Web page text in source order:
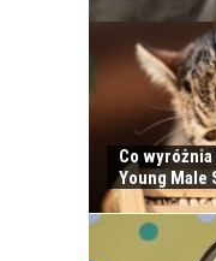
Co wyróżnia
Young Male